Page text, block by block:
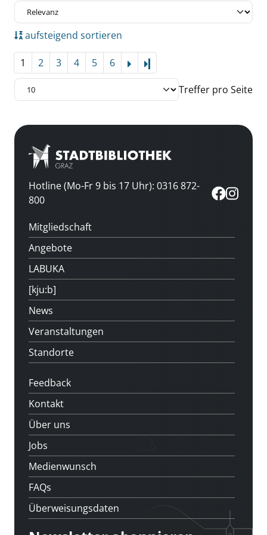
aufsteigend sortieren
1 2 3 4 5 6
Treffer pro Seite
Hotline (Mo-Fr 9 bis 17 Uhr): 0316 872-
800
Mitgliedschaft
Angebote
LABUKA
[kju:b]
News
Veranstaltungen
Standorte
Feedback
Kontakt
Über uns
Jobs
Medienwunsch
FAQs
Überweisungsdaten